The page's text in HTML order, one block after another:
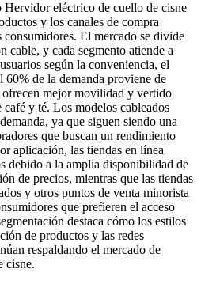
Hervidor eléctrico de cuello de cisne
y los canales de compra
El mercado se divide
cable, y cada segmento atiende a
según la conveniencia, el
de la demanda proviene de
mejor movilidad y vertido
y té. Los modelos cableados
ya que siguen siendo una
que buscan un rendimiento
aplicación, las tiendas en línea
debido a la amplia disponibilidad de
de precios, mientras que las tiendas
y otros puntos de venta minorista
que prefieren el acceso
destaca cómo los estilos
de productos y las redes
respaldando el mercado de
cisne.